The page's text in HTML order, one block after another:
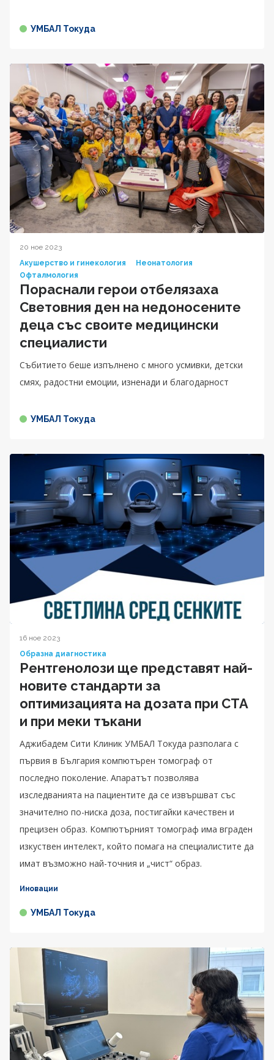
УМБАЛ Токуда
20 ное 2023
Акушерство и гинекология
Неонатология
Офталмология
Пораснали герои отбелязаха
Световния ден на недоносените
деца със своите медицински
специалисти
Събитието беше изпълнено с много усмивки, детски
смях, радостни емоции, изненади и благодарност
УМБАЛ Токуда
16 ное 2023
Образна диагностика
Рентгенолози ще представят най-
новите стандарти за
оптимизацията на дозата при CTA
и при меки тъкани
Аджибадем Сити Клиник УМБАЛ Токуда разполага с
първия в България компютърен томограф от
последно поколение. Апаратът позволява
изследванията на пациентите да се извършват със
значително по-ниска доза, постигайки качествен и
прецизен образ. Компютърният томограф има вграден
изкуствен интелект, който помага на специалистите да
имат възможно най-точния и „чист“ образ.
Иновации
УМБАЛ Токуда